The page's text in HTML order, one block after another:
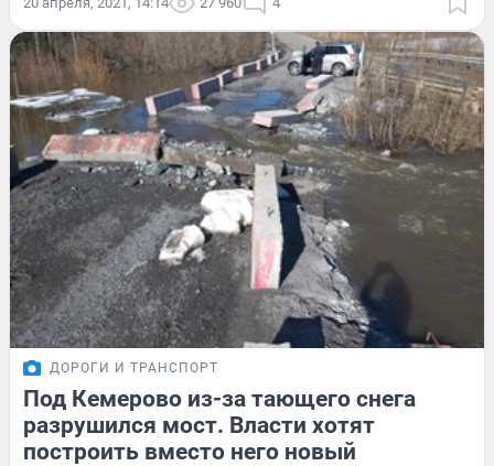
ДОРОГИ И ТРАНСПОРТ
Под Кемерово из-за тающего снега
разрушился мост. Власти хотят
построить вместо него новый